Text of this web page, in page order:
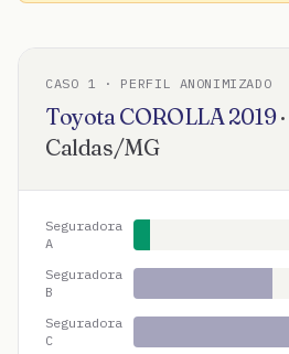
CASO 1 · PERFIL ANONIMIZADO
ToyotaCOROLLA2019·
Caldas/MG
Seguradora
A
Seguradora
B
Seguradora
C